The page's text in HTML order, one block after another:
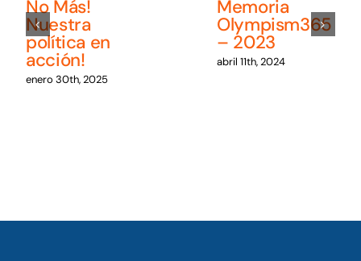
No Más!
Nuestra
política en
acción!
enero 30th, 2025
Memoria
Olympism365
– 2023
abril 11th, 2024